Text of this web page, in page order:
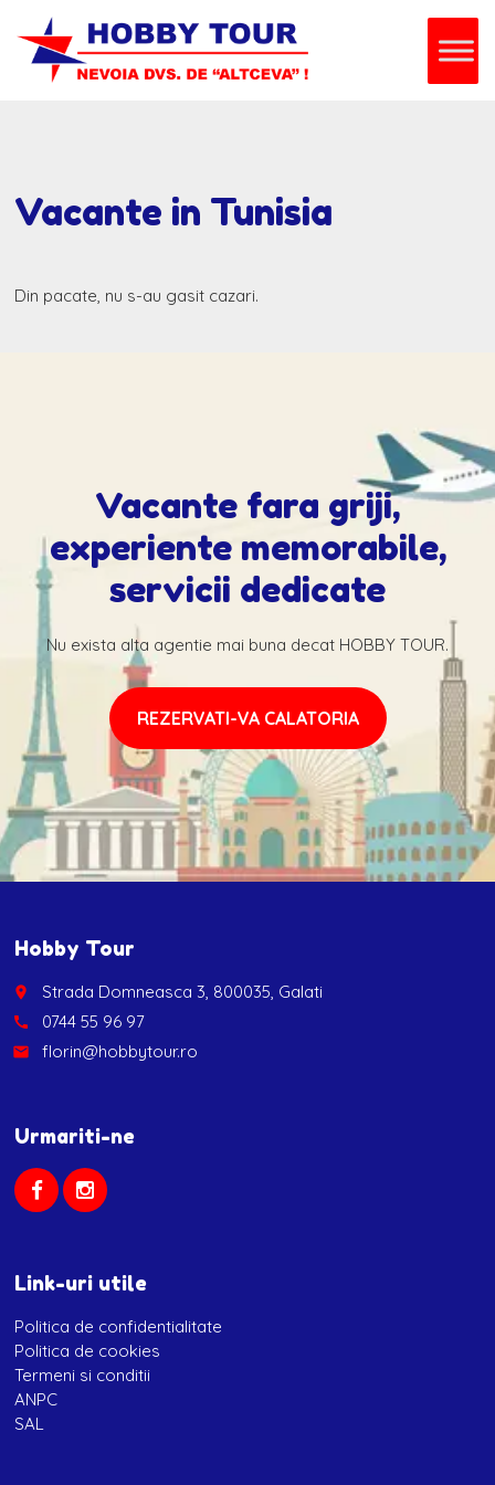
Vacante in Tunisia
Din pacate, nu s-au gasit cazari.
Vacante fara griji,
experiente memorabile,
servicii dedicate
Nu exista alta agentie mai buna decat HOBBY TOUR.
REZERVATI-VA CALATORIA
Hobby Tour
place Strada Domneasca 3, 800035, Galati
call 0744 55 96 97
email florin@hobbytour.ro
Urmariti-ne
Link-uri utile
Politica de confidentialitate
Politica de cookies
Termeni si conditii
ANPC
SAL